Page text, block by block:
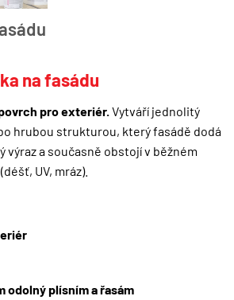
na fasádu
pro exteriér. Vytváří jednolitý
hrubou strukturou, který fasádě dodá
a současně obstojí v běžném
UV, mráz).
odolný plísním a řasám